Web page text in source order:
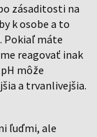
zásaditosti na
k osobe a to
Pokiaľ máte
reagovať inak
môže
a trvanlivejšia.
ľuďmi, ale